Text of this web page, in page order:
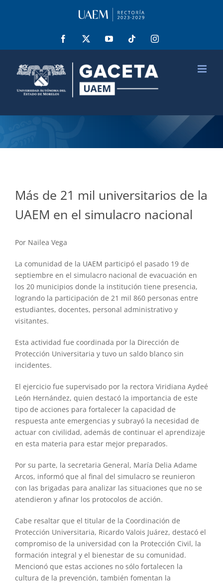
Facebook YouTube Tiktok Instagram
Más de 21 mil universitarios de la
UAEM en el simulacro nacional
Por Nailea Vega
La comunidad de la UAEM participó el pasado 19 de
septiembre en el simulacro nacional de evacuación en
los 20 municipios donde la institución tiene presencia,
logrando la participación de 21 mil 860 personas entre
estudiantes, docentes, personal administrativo y
visitantes.
Esta actividad fue coordinada por la Dirección de
Protección Universitaria y tuvo un saldo blanco sin
incidentes.
El ejercicio fue supervisado por la rectora Viridiana Aydeé
León Hernández, quien destacó la importancia de este
tipo de acciones para fortalecer la capacidad de
respuesta ante emergencias y subrayó la necesidad de
actuar con civilidad, además de continuar el aprendizaje
en esta materia para estar mejor preparados.
Por su parte, la secretaria General, María Delia Adame
Arcos, informó que al final del simulacro se reunieron
con las brigadas para analizar las situaciones que no se
atendieron y afinar los protocolos de acción.
Cabe resaltar que el titular de la Coordinación de
Protección Universitaria, Ricardo Valois Juárez, destacó el
compromiso de la universidad con la Protección Civil, la
formación integral y el bienestar de su comunidad.
Mencionó que estas acciones no sólo fortalecen la
cultura de la prevención, también fomentan la